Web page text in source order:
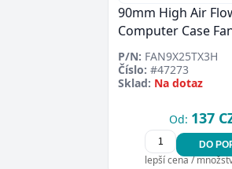
90mm High Air
Computer Case
P/N: FAN9X25TX3H
Číslo: #47273
Sklad: Na dotaz
Od: 137
DO
lepší cena /